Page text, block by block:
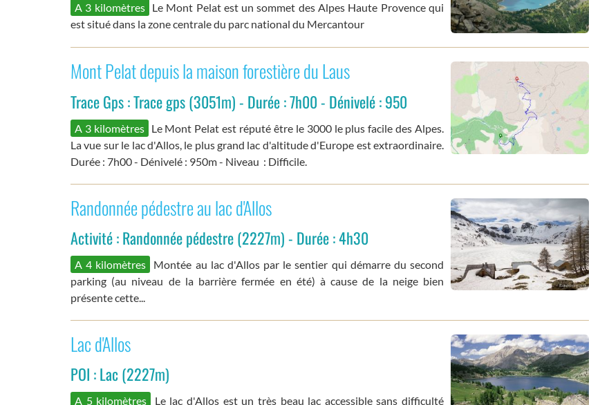
A 3 kilomètres Le Mont Pelat est un sommet des Alpes Haute Provence qui
est situé dans la zone centrale du parc national du Mercantour
Mont Pelat depuis la maison forestière du Laus
Trace Gps : Trace gps (3051m) - Durée : 7h00 - Dénivelé : 950
A 3 kilomètres Le Mont Pelat est réputé être le 3000 le plus facile des Alpes.
La vue sur le lac d'Allos, le plus grand lac d'altitude d'Europe est extraordinaire.
Durée : 7h00 - Dénivelé : 950m - Niveau : Difficile.
Randonnée pédestre au lac d'Allos
Activité : Randonnée pédestre (2227m) - Durée : 4h30
A 4 kilomètres
Montée au lac d'Allos par le sentier qui démarre du second
parking (au niveau de la barrière fermée en été) à cause de la neige bien
présente cette...
Lac d'Allos
POI : Lac (2227m)
A 5 kilomètres Le lac d'Allos est un très beau lac accessible sans difficulté